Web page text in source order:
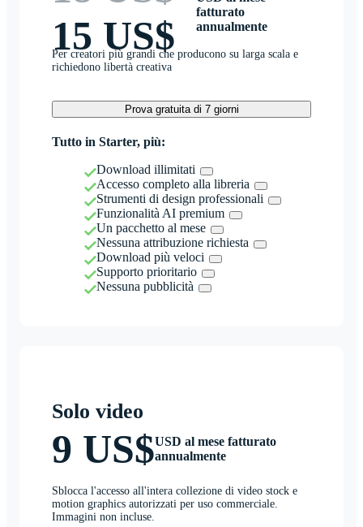
15 US$
fatturato
annualmente
Per creatori più grandi che producono su larga scala e
richiedono libertà creativa
Prova gratuita di 7 giorni
Tutto in Starter, più:
Download illimitati
Accesso completo alla libreria
Strumenti di design professionali
Funzionalità AI premium
Un pacchetto al mese
Nessuna attribuzione richiesta
Download più veloci
Supporto prioritario
Nessuna pubblicità
Solo video
9 US$USD al mese fatturato
annualmente
Sblocca l'accesso all'intera collezione di video stock e
motion graphics autorizzati per uso commerciale.
Immagini non incluse.